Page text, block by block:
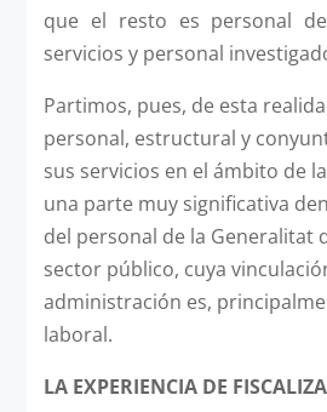
que el resto es personal
servicios y personal
Partimos, pues, de esta
personal, estructural y
sus servicios en el ámbito de
una parte muy significativa
del personal de la Generalitat
sector público, cuya
administración es,
laboral.
LA EXPERIENCIA DE